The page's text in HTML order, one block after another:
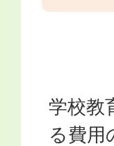
学校教
る費用